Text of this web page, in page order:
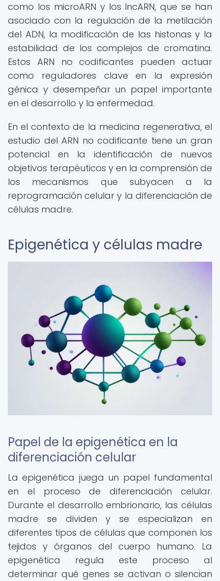
como los microARN y los lncARN, que se han
asociado con la regulación de la metilación
del ADN, la modificación de las histonas y la
estabilidad de los complejos de cromatina.
Estos ARN no codificantes pueden actuar
como reguladores clave en la expresión
génica y desempeñar un papel importante
en el desarrollo y la enfermedad.
En el contexto de la medicina regenerativa, el
estudio del ARN no codificante tiene un gran
potencial en la identificación de nuevos
objetivos terapéuticos y en la comprensión de
los mecanismos que subyacen a la
reprogramación celular y la diferenciación de
células madre.
Epigenética y células madre
Papel de la epigenética en la
diferenciación celular
La epigenética juega un papel fundamental
en el proceso de diferenciación celular.
Durante el desarrollo embrionario, las células
madre se dividen y se especializan en
diferentes tipos de células que componen los
tejidos y órganos del cuerpo humano. La
epigenética regula este proceso al
determinar qué genes se activan o silencian